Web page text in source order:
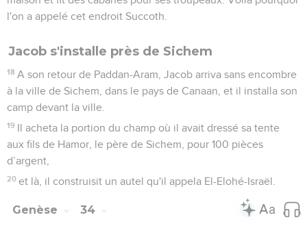
l'on a appelé cet endroit Succoth.
Jacob s'installe près de Sichem
18 A son retour de Paddan-Aram, Jacob arriva sans encombre
à la ville de Sichem, dans le pays de Canaan, et il installa son
camp devant la ville.
19 Il acheta la portion du champ où il avait dressé sa tente
aux fils de Hamor, le père de Sichem, pour 100 pièces
d’argent,
20 et là, il construisit un autel qu'il appela El-Elohé-Israël.
Genèse 34